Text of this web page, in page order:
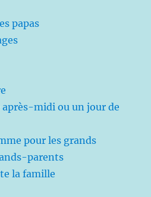
papas
après-midi ou un jour de
pour les grands
parents
la famille